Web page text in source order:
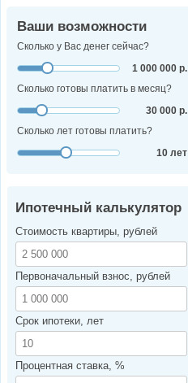
Ваши возможности
Сколько у Вас денег сейчас?
1 000 000 р.
Сколько готовы платить в месяц?
30 000 р.
Сколько лет готовы платить?
10 лет
Ипотечный калькулятор
Стоимость квартиры, рублей
Первоначальный взнос, рублей
Срок ипотеки, лет
Процентная ставка, %